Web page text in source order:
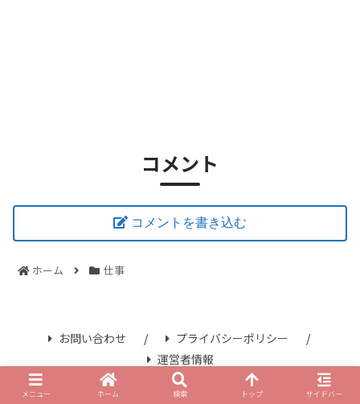
コメント
コメントを書き込む
ホーム 仕事
お問い合わせ
プライバシーポリシー
運営者情報
© 2021 さみずブログ.
メニュー ホーム 検索 トップ サイドバー